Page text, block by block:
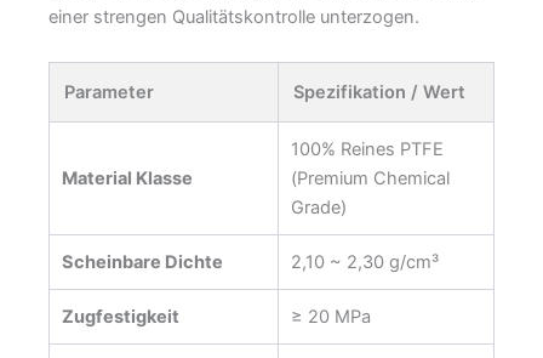
einer strengen Qualitätskontrolle unterzogen.
Parameter Spezifikation / Wert
Material Klasse
100% Reines PTFE
(Premium Chemical
Grade)
Scheinbare Dichte 2,10 ~ 2,30 g/cm³
Zugfestigkeit ≥ 20 MPa